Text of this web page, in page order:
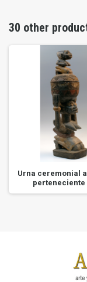
30 other
Urna ceremonial
perteneciente